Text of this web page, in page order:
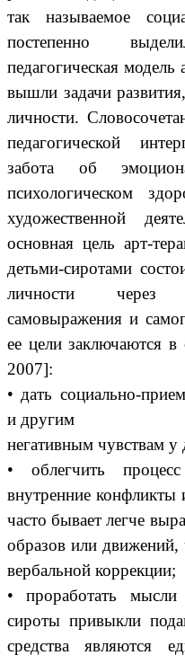
так называемое
постепенно
педагогическая
вышли задачи
личности.
педагогической
забота об
психологическом
художественной
основная цель арт-
детьми-сиротами
личности через
самовыражения и
ее цели заключаются
2007]:
• дать социально-
и другим
негативным чувствам у
• облегчить
внутренние конфликты
часто бывает легче
образов или движений,
вербальной коррекции;
• проработать
сироты привыкли
средства являются